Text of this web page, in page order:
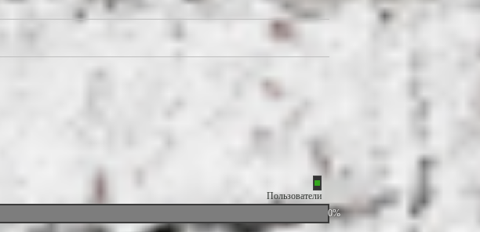
Пользователи
0%